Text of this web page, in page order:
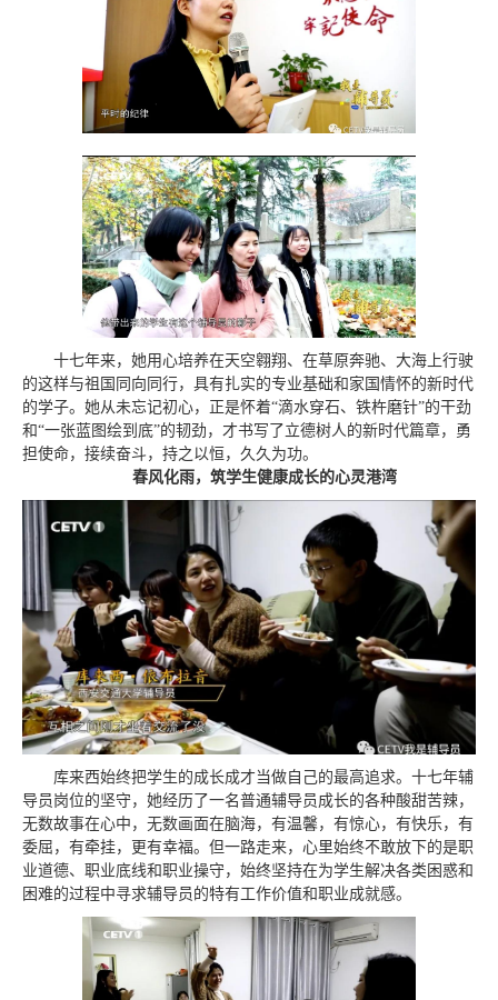
十七年来，她用心培养在天空翱翔、在草原奔驰、大海上行驶
的这样与祖国同向同行，具有扎实的专业基础和家国情怀的新时代
的学子。她从未忘记初心，正是怀着“滴水穿石、铁杵磨针”的干劲
和“一张蓝图绘到底”的韧劲，才书写了立德树人的新时代篇章，勇
担使命，接续奋斗，持之以恒，久久为功。
春风化雨，筑学生健康成长的心灵港湾
库来西始终把学生的成长成才当做自己的最高追求。十七年辅
导员岗位的坚守，她经历了一名普通辅导员成长的各种酸甜苦辣，
无数故事在心中，无数画面在脑海，有温馨，有惊心，有快乐，有
委屈，有牵挂，更有幸福。但一路走来，心里始终不敢放下的是职
业道德、职业底线和职业操守，始终坚持在为学生解决各类困惑和
困难的过程中寻求辅导员的特有工作价值和职业成就感。